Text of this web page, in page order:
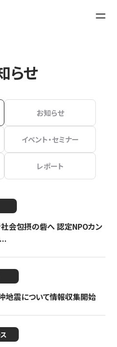
らせ
お知らせ
イベント・セミナー
レポート
会包摂の砦へ 認定NPOカン
地震について情報収集開始